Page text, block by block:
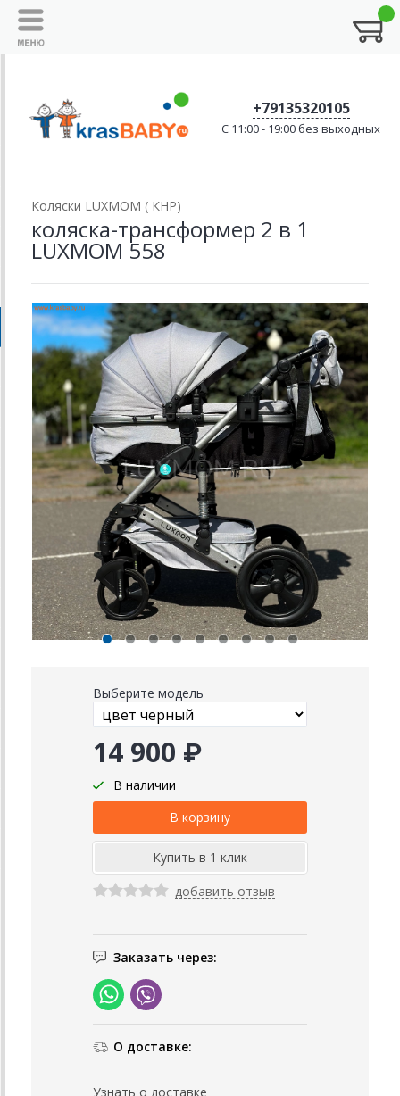
+79135320105
C 11:00 - 19:00 без выходных
Коляски LUXMOM ( КНР)
коляска-трансформер 2 в 1
LUXMOM 558
Выберите модель
14 900 ₽
В наличии
добавить отзыв
Заказать через:
О доставке:
Узнать о доставке